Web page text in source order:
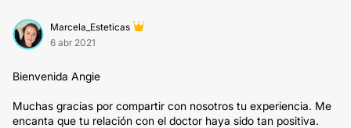
Marcela_Esteticas
6 abr 2021
Bienvenida Angie
Muchas gracias por compartir con nosotros tu experiencia. Me
encanta que tu relación con el doctor haya sido tan positiva.